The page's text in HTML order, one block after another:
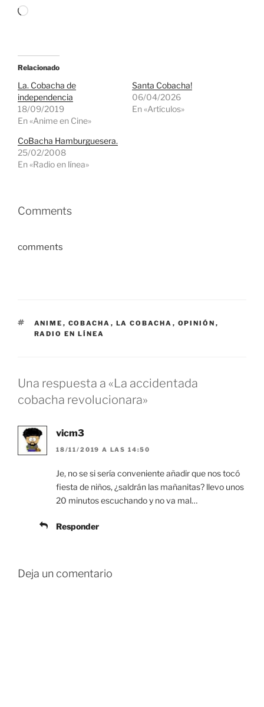
Cargando...
Relacionado
La. Cobacha de
independencia
18/09/2019
En «Anime en Cine»
Santa Cobacha!
06/04/2026
En «Artículos»
CoBacha Hamburguesera.
25/02/2008
En «Radio en línea»
Comments
comments
ETIQUETAS
ANIME , COBACHA , LA COBACHA , OPINIÓN ,
RADIO EN LÍNEA
Una respuesta a «La accidentada
cobacha revolucionara»
vicm3
18/11/2019 A LAS 14:50
Je, no se si sería conveniente añadir que nos tocó
fiesta de niños, ¿saldrán las mañanitas? llevo unos
20 minutos escuchando y no va mal…
Responder
Deja un comentario